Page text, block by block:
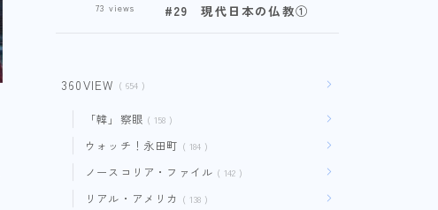
#29 現代日本の仏教①
73 views
360VIEW 654
「韓」察眼 158
ウォッチ！永田町 184
ノースコリア・ファイル 142
リアル・アメリカ 138